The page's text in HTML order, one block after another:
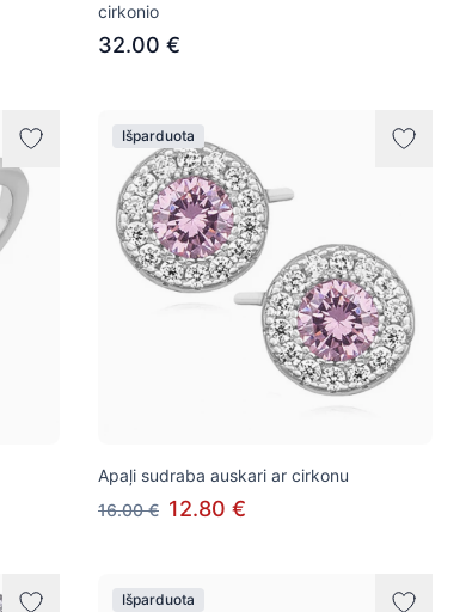
cirkonio
32.00 €
Išparduota
Apaļi sudraba auskari ar cirkonu
16.00 € 12.80 €
Išparduota